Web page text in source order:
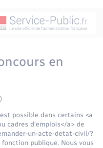
en
possible dans certains <a
cadres d'emplois</a> de
un-acte-detat-civil/?
publique. Nous vous